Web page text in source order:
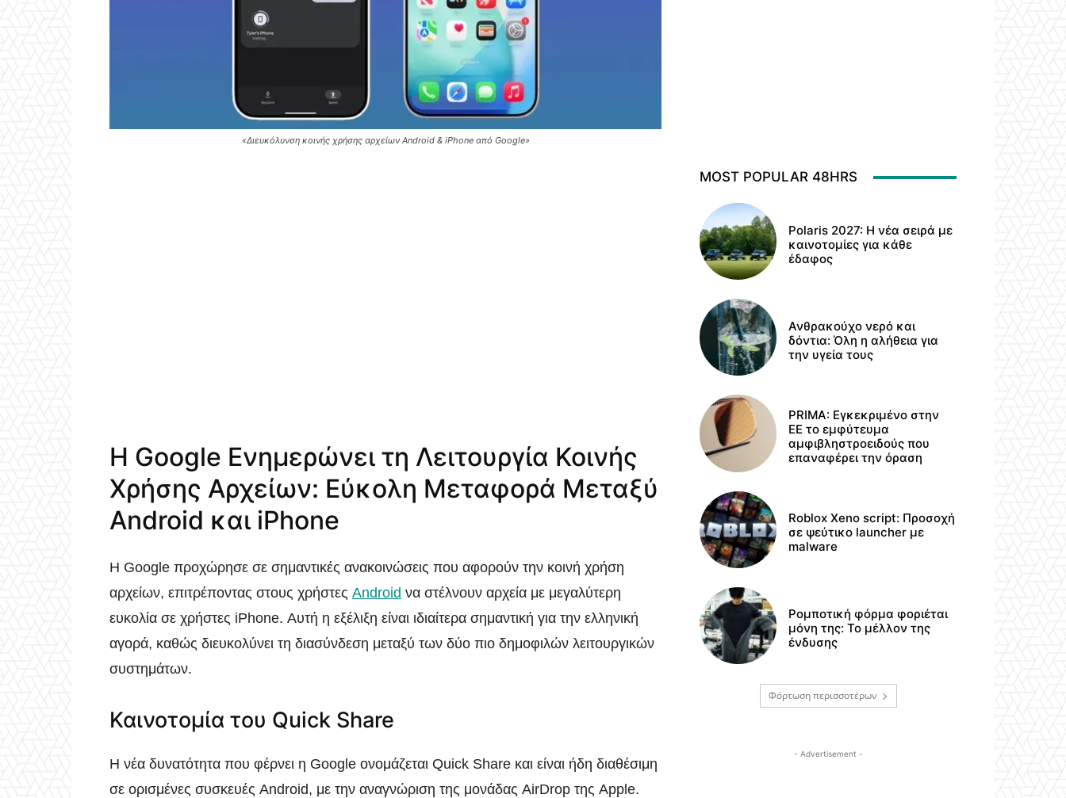
«Διευκόλυνση κοινής χρήσης αρχείων Android & iPhone από Google»
Η Google Ενημερώνει τη Λειτουργία Κοινής
Χρήσης Αρχείων: Εύκολη Μεταφορά Μεταξύ
Android και iPhone
Η Google προχώρησε σε σημαντικές ανακοινώσεις που αφορούν την κοινή χρήση
αρχείων, επιτρέποντας στους χρήστες Android να στέλνουν αρχεία με μεγαλύτερη
ευκολία σε χρήστες iPhone. Αυτή η εξέλιξη είναι ιδιαίτερα σημαντική για την ελληνική
αγορά, καθώς διευκολύνει τη διασύνδεση μεταξύ των δύο πιο δημοφιλών λειτουργικών
συστημάτων.
Καινοτομία του Quick Share
Η νέα δυνατότητα που φέρνει η Google ονομάζεται Quick Share και είναι ήδη διαθέσιμη
σε ορισμένες συσκευές Android, με την αναγνώριση της μονάδας AirDrop της Apple.
MOST POPULAR 48HRS
Polaris 2027: Η νέα σειρά με
καινοτομίες για κάθε
έδαφος
Ανθρακούχο νερό και
δόντια: Όλη η αλήθεια για
την υγεία τους
PRIMA: Εγκεκριμένο στην
ΕΕ το εμφύτευμα
αμφιβληστροειδούς που
επαναφέρει την όραση
Roblox Xeno script: Προσοχή
σε ψεύτικο launcher με
malware
Ρομποτική φόρμα φοριέται
μόνη της: Το μέλλον της
ένδυσης
Φόρτωση περισσοτέρων
- Advertisement -